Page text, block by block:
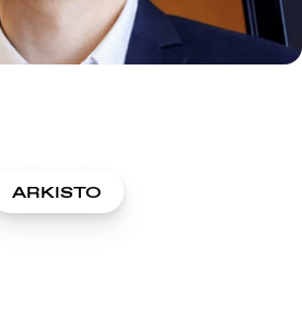
ARKISTO